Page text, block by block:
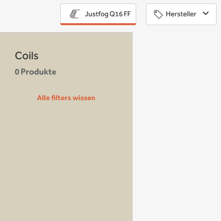
Justfog Q16 FF Hersteller
Coils
0 Produkte
Alle filters wissen